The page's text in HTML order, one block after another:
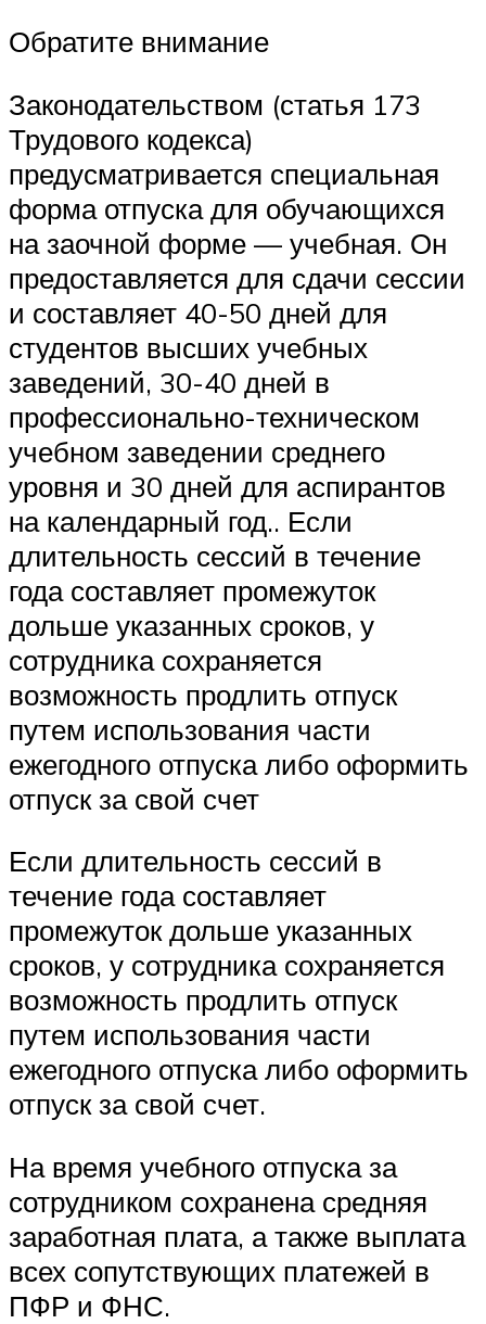
Обратите внимание
Законодательством (статья 173
Трудового кодекса)
предусматривается специальная
форма отпуска для обучающихся
на заочной форме — учебная. Он
предоставляется для сдачи сессии
и составляет 40-50 дней для
студентов высших учебных
заведений, 30-40 дней в
профессионально-техническом
учебном заведении среднего
уровня и 30 дней для аспирантов
на календарный год.. Если
длительность сессий в течение
года составляет промежуток
дольше указанных сроков, у
сотрудника сохраняется
возможность продлить отпуск
путем использования части
ежегодного отпуска либо оформить
отпуск за свой счет
Если длительность сессий в
течение года составляет
промежуток дольше указанных
сроков, у сотрудника сохраняется
возможность продлить отпуск
путем использования части
ежегодного отпуска либо оформить
отпуск за свой счет.
На время учебного отпуска за
сотрудником сохранена средняя
заработная плата, а также выплата
всех сопутствующих платежей в
ПФР и ФНС.